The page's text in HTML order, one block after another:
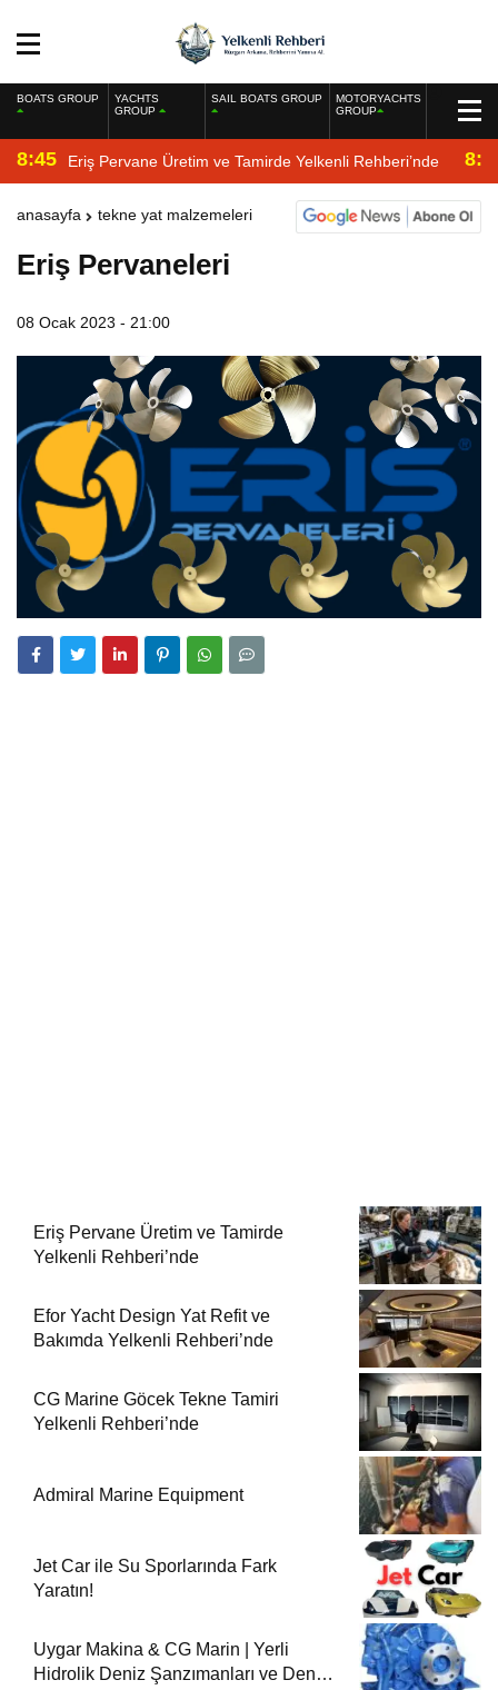
BOATS GROUP
YACHTS
GROUP
SAIL BOATS GROUP
MOTORYACHTS
GROUP
8:45 Eriş Pervane Üretim ve Tamirde Yelkenli Rehberi’nde
anasayfa tekne yat malzemeleri
Eriş Pervaneleri
08 Ocak 2023 - 21:00
Eriş Pervane Üretim ve Tamirde
Yelkenli Rehberi’nde
Efor Yacht Design Yat Refit ve
Bakımda Yelkenli Rehberi’nde
CG Marine Göcek Tekne Tamiri
Yelkenli Rehberi’nde
Admiral Marine Equipment
Jet Car ile Su Sporlarında Fark
Yaratın!
Uygar Makina & CG Marin | Yerli
Hidrolik Deniz Şanzımanları ve Deniz